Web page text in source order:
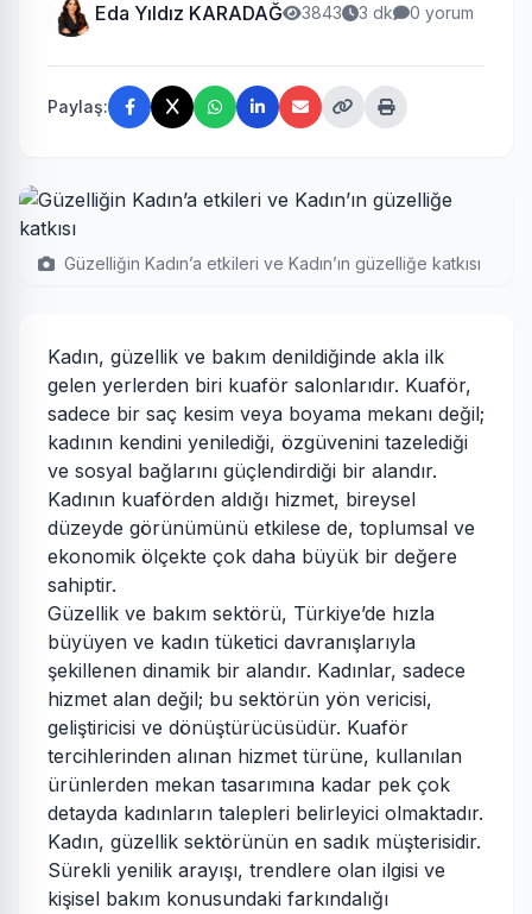
Eda Yıldız KARADAĞ 3843 3 dk 0 yorum
Paylaş:
Güzelliğin Kadın’a etkileri ve Kadın’ın güzelliğe katkısı
Kadın, güzellik ve bakım denildiğinde akla ilk
gelen yerlerden biri kuaför salonlarıdır. Kuaför,
sadece bir saç kesim veya boyama mekanı değil;
kadının kendini yenilediği, özgüvenini tazelediği
ve sosyal bağlarını güçlendirdiği bir alandır.
Kadının kuaförden aldığı hizmet, bireysel
düzeyde görünümünü etkilese de, toplumsal ve
ekonomik ölçekte çok daha büyük bir değere
sahiptir.
Güzellik ve bakım sektörü, Türkiye’de hızla
büyüyen ve kadın tüketici davranışlarıyla
şekillenen dinamik bir alandır. Kadınlar, sadece
hizmet alan değil; bu sektörün yön vericisi,
geliştiricisi ve dönüştürücüsüdür. Kuaför
tercihlerinden alınan hizmet türüne, kullanılan
ürünlerden mekan tasarımına kadar pek çok
detayda kadınların talepleri belirleyici olmaktadır.
Kadın, güzellik sektörünün en sadık müşterisidir.
Sürekli yenilik arayışı, trendlere olan ilgisi ve
kişisel bakım konusundaki farkındalığı